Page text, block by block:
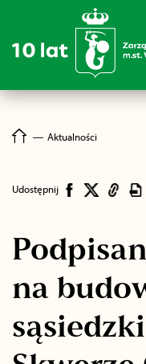
― Aktualności
Udostępnij
na